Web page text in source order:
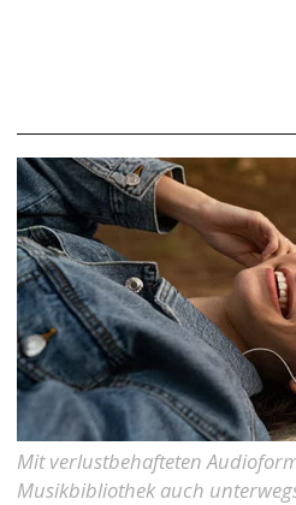
Mit verlustbehafteten
Musikbibliothek auch